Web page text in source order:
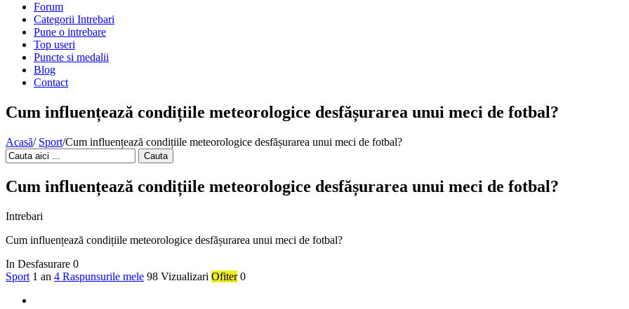
Forum
Categorii Intrebari
Pune o intrebare
Top useri
Puncte si medalii
Blog
Contact
Cum influențează condițiile meteorologice desfășurarea unui meci de fotbal?
Acasă/ Sport/Cum influențează condițiile meteorologice desfășurarea unui meci de fotbal?
Cauta
Cum influențează condițiile meteorologice desfășurarea unui meci de fotbal?
Intrebari
Cum influențează condițiile meteorologice desfășurarea unui meci de fotbal?
In Desfasurare 0
Sport 1 an 4 Raspunsurile mele 98 Vizualizari Ofiter 0